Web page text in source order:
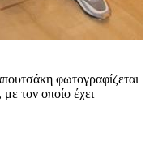
φωτογραφίζεται
τον οποίο έχει